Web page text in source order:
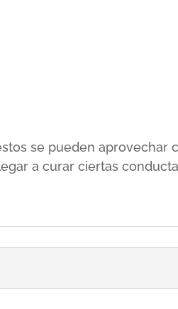
se pueden aprovechar
a curar ciertas